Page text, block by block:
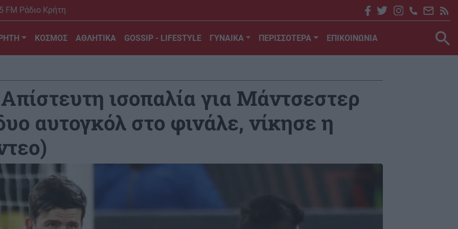
FM Ράδιο Κρήτη
ΚΟΣΜΟΣ ΑΘΛΗΤΙΚΑ GOSSIP - LIFESTYLE ΓΥΝΑΙΚΑ ΠΕΡΙΣΣΟΤΕΡΑ ΕΠΙΚΟΙΝΩΝΙΑ
ισοπαλία για Μάντσεστερ
αυτογκόλ στο φινάλε, νίκησε η